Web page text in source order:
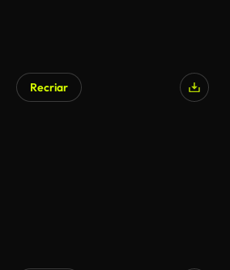
Recriar